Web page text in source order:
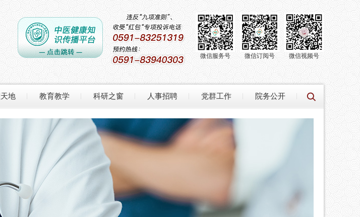
微信视频号
微信订阅号
微信服务号
地 教育教学 科研之窗 人事招聘 党群工作 院务公开